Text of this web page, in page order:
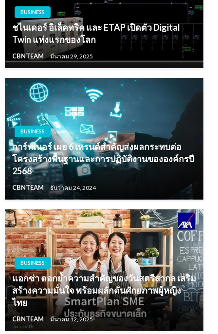
BUSINESS
ชไนเดอร์ อิเล็คทริค และ ETAP เปิดตัว Digital
Twin แห่งแรกของโลก
CBNTEAM มีนาคม 29, 2025
BUSINESS
การ์ทเนอร์ เผย 6 เทรนด์สำคัญส่งผลกระทบต่อ
โครงสร้างพื้นฐานและการปฏิบัติงานขององค์กรปี
2568
CBNTEAM ธันวาคม 24, 2024
BUSINESS
แอกซ่า ตอกย้ำความสำคัญของวันสตรีสากล เสริม
สร้างความมั่นใจ พร้อมผลักดันศักยภาพผู้หญิง
ไทย
CBNTEAM มีนาคม 12, 2025